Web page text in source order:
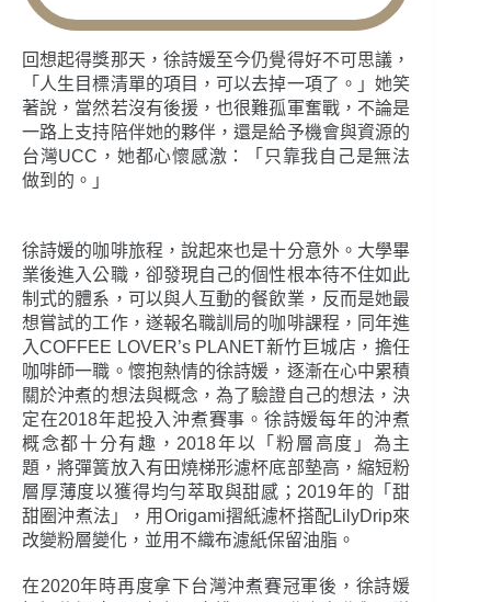
回想起得獎那天，徐詩媛至今仍覺得好不可思議，
「人生目標清單的項目，可以去掉一項了。」她笑
著說，當然若沒有後援，也很難孤軍奮戰，不論是
一路上支持陪伴她的夥伴，還是給予機會與資源的
台灣UCC，她都心懷感激：「只靠我自己是無法
做到的。」
徐詩媛的咖啡旅程，說起來也是十分意外。大學畢
業後進入公職，卻發現自己的個性根本待不住如此
制式的體系，可以與人互動的餐飲業，反而是她最
想嘗試的工作，遂報名職訓局的咖啡課程，同年進
入COFFEE LOVER’s PLANET新竹巨城店，擔任
咖啡師一職。懷抱熱情的徐詩媛，逐漸在心中累積
關於沖煮的想法與概念，為了驗證自己的想法，決
定在2018年起投入沖煮賽事。徐詩媛每年的沖煮
概念都十分有趣，2018年以「粉層高度」為主
題，將彈簧放入有田燒梯形濾杯底部墊高，縮短粉
層厚薄度以獲得均勻萃取與甜感；2019年的「甜
甜圈沖煮法」，用Origami摺紙濾杯搭配LilyDrip來
改變粉層變化，並用不織布濾紙保留油脂。
在2020年時再度拿下台灣沖煮賽冠軍後，徐詩媛